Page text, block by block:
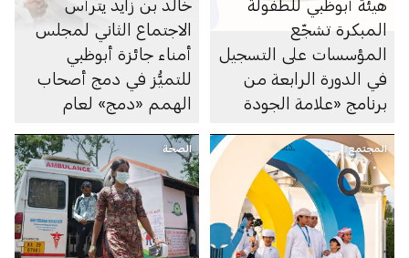
هيئة أبوظبي للطفولة
المبكرة تشجّع
المؤسسات على التسجيل
في الدورة الرابعة من
برنامج «علامة الجودة
للوالدين» وتستقبل
أغسطس 2026
خالد بن زايد يترأس
الاجتماع الثاني لمجلس
أمناء جائزة أبوظبي
للتميُّز في دمج أصحاب
الهمم «دمج» لعام
المجتمع الصحة